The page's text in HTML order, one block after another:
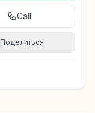
Call
Поделиться